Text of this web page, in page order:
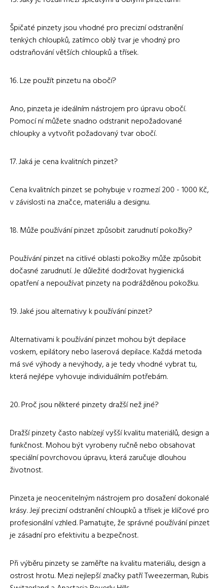
Špičaté pinzety jsou vhodné pro precizní odstranění
tenkých chloupků, zatímco oblý tvar je vhodný pro
odstraňování větších chloupků a třísek.
16. Lze použít pinzetu na obočí?
Ano, pinzeta je ideálním nástrojem pro úpravu obočí.
Pomocí ní můžete snadno odstranit nepožadované
chloupky a vytvořit požadovaný tvar obočí.
17. Jaká je cena kvalitních pinzet?
Cena kvalitních pinzet se pohybuje v rozmezí 200 - 1000 Kč,
v závislosti na značce, materiálu a designu.
18. Může používání pinzet způsobit zarudnutí pokožky?
Používání pinzet na citlivé oblasti pokožky může způsobit
dočasné zarudnutí. Je důležité dodržovat hygienická
opatření a nepoužívat pinzety na podrážděnou pokožku.
19. Jaké jsou alternativy k používání pinzet?
Alternativami k používání pinzet mohou být depilace
voskem, epilátory nebo laserová depilace. Každá metoda
má své výhody a nevýhody, a je tedy vhodné vybrat tu,
která nejlépe vyhovuje individuálním potřebám.
20. Proč jsou některé pinzety dražší než jiné?
Dražší pinzety často nabízejí vyšší kvalitu materiálů, design a
funkčnost. Mohou být vyrobeny ručně nebo obsahovat
speciální povrchovou úpravu, která zaručuje dlouhou
životnost.
Pinzeta je neocenitelným nástrojem pro dosažení dokonalé
krásy. Její precizní odstranění chloupků a třísek je klíčové pro
profesionální vzhled. Pamatujte, že správné používání pinzet
je zásadní pro efektivitu a bezpečnost.
Při výběru pinzety se zaměřte na kvalitu materiálu, design a
ostrost hrotu. Mezi nejlepší značky patří Tweezerman, Rubis